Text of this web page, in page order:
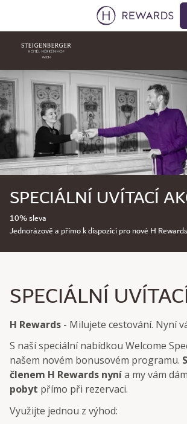
Sklíčko 1 z 1
SPECIÁLNÍ UVÍTACÍ
10% sleva
Jednorázově a přímo k dispozici pro nové H
SPECIÁLNÍ
H Rewards - Milujete cestování. Nyní
S naší speciální nabídkou Welcome
našem novém bonusovém programu.
členem H Rewards nynía my vám
pobyt přímo při rezervaci.
Využijte jednou z výhod: